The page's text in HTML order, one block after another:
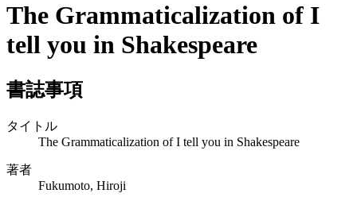
The Grammaticalization of I
tell you in Shakespeare
書誌事項
タイトル
The Grammaticalization of I tell you in Shakespeare
著者
Fukumoto, Hiroji